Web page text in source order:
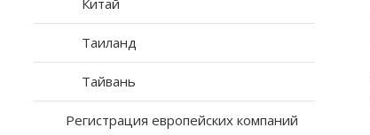
Таиланд
Тайвань
Регистрация европейских компаний